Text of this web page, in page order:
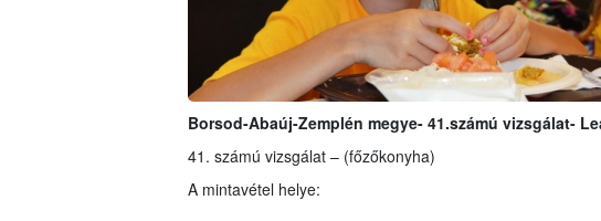
Borsod-Abaúj-Zemplén megye- 41.számú vizsgálat-
41. számú vizsgálat – (főzőkonyha)
A mintavétel helye: